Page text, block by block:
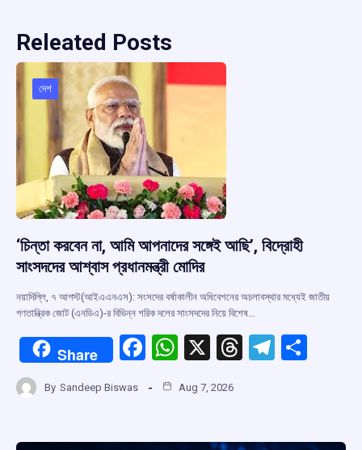
Releated Posts
দেশ
‘চিন্তা করবেন না, আমি আপনাদের সঙ্গেই আছি’, বিদ্রোহী
সাংসদদের আশ্বাস প্রধানমন্ত্রী মোদির
নয়াদিল্লি, ৭ আগস্ট(আইএএনএস): সংসদের বর্ষাকালীন অধিবেশনের অচলাবস্থার মধ্যেই জাতীয়
গণতান্ত্রিক জোট (এনডিএ)-র বিভিন্ন শরিক দলের সাংসদদের নিয়ে বিশেষ…
Share
F
ce
W
at
X
T
T
By Sandeep Biswas Aug 7, 2026